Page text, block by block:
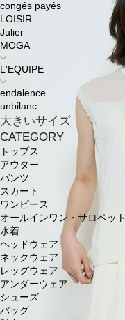
congés payés
LOISIR
Julier
MOGA
L'EQUIPE
endalence
unbilanc
大きいサイズ
CATEGORY
トップス
アウター
パンツ
スカート
ワンピース
オールインワン・サロペット
水着
ヘッドウェア
ネックウェア
レッグウェア
アンダーウェア
シューズ
バッグ